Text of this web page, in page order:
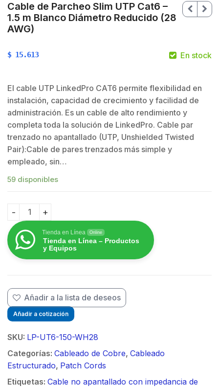
Cable de Parcheo Slim UTP Cat6 –
1.5 m Blanco Diámetro Reducido (28
AWG)
$ 15.613 En stock
El cable UTP LinkedPro CAT6 permite flexibilidad en
instalación, capacidad de crecimiento y facilidad de
administración. Es un cable de alto rendimiento y
completa toda la solución de LinkedPro. Cable par
trenzado no apantallado (UTP, Unshielded Twisted
Pair):Cable de pares trenzados más simple y
empleado, sin…
59 disponibles
Cable de Parcheo Slim UTP Cat6 - 1.5 m Blanco
Tienda en Línea Online
Tienda en Línea – Productos
y Equipos
Añadir a la lista de deseos
Añadir a cotización
SKU: LP-UT6-150-WH28
Categorías: Cableado de Cobre, Cableado
Estructurado, Patch Cords
Etiquetas: Cable no apantallado con impedancia de